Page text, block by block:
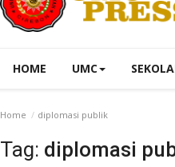
HOME UMC
Home diplomasi publik
Tag: diplomasi